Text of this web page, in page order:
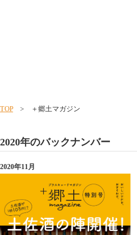
TOP> ＋郷土マガジン
2020年のバックナンバー
2020年11月